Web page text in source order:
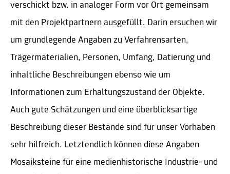
verschickt bzw. in analoger Form vor Ort gemeinsam
mit den Projektpartnern ausgefüllt. Darin ersuchen wir
um grundlegende Angaben zu Verfahrensarten,
Trägermaterialien, Personen, Umfang, Datierung und
inhaltliche Beschreibungen ebenso wie um
Informationen zum Erhaltungszustand der Objekte.
Auch gute Schätzungen und eine überblicksartige
Beschreibung dieser Bestände sind für unser Vorhaben
sehr hilfreich. Letztendlich können diese Angaben
Mosaiksteine für eine medienhistorische Industrie- und